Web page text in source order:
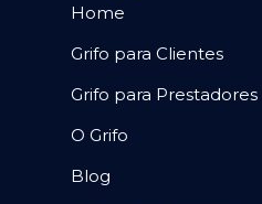
Home
Grifo para Clientes
Grifo para Prestadores
O Grifo
Blog